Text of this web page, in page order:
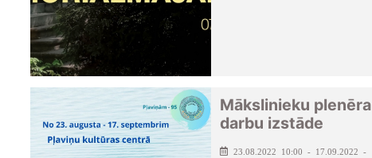
Mākslinieku plenēra
darbu izstāde
23.08.2022 10:00 - 17.09.2022 -